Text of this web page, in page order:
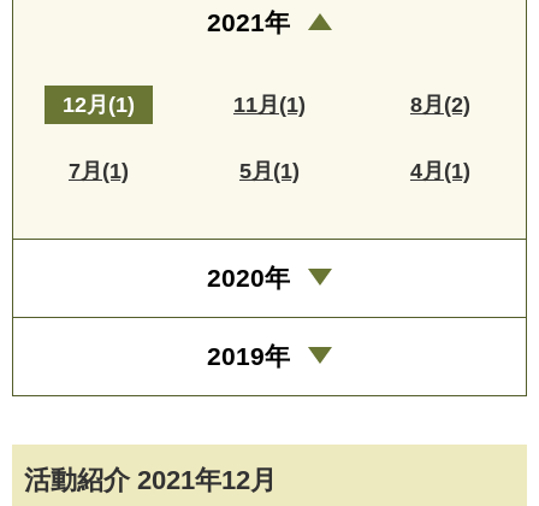
活動紹介 2021年12月
2021年
12月(1) 11月(1) 8月(2)
7月(1) 5月(1) 4月(1)
2020年
2019年